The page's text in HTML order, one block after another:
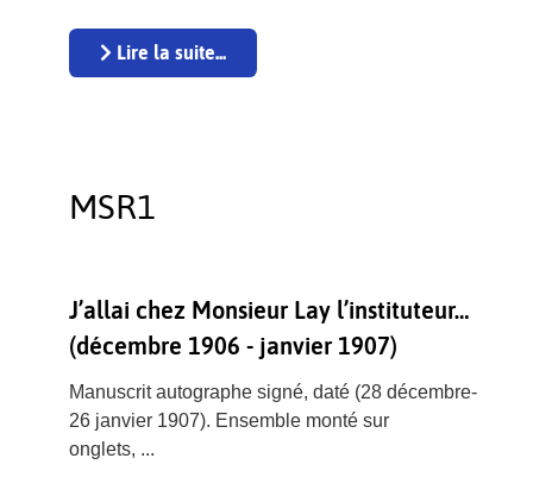
Lire la suite...
MSR1
J’allai chez Monsieur Lay l’instituteur…
(décembre 1906 - janvier 1907)
Manuscrit autographe signé, daté (28 décembre-
26 janvier 1907). Ensemble monté sur
onglets, ...